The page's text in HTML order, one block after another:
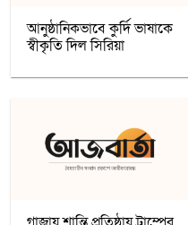
আনুষ্ঠানিকভাবে কুর্দি ভাষাকে
স্বীকৃতি দিল সিরিয়া